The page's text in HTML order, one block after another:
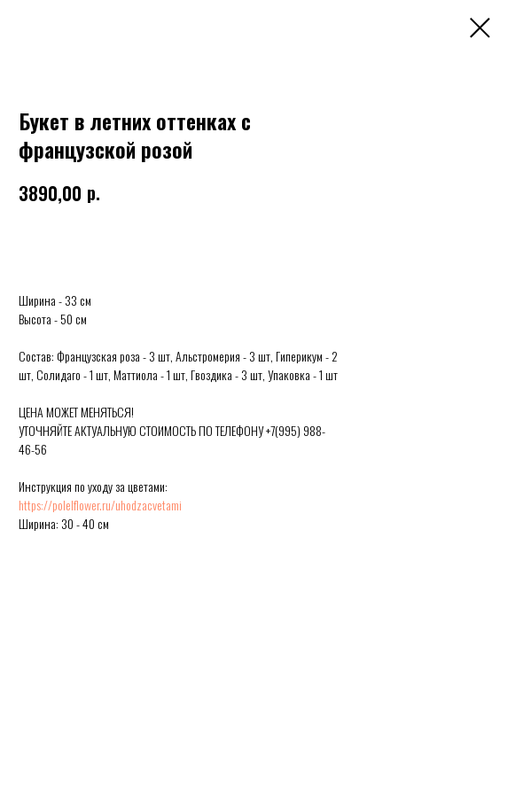
Букет в летних оттенках с
французской розой
3890,00 р.
Ширина - 33 см
Высота - 50 см
Состав: Французская роза - 3 шт, Альстромерия - 3 шт, Гиперикум - 2
шт, Солидаго - 1 шт, Маттиола - 1 шт, Гвоздика - 3 шт, Упаковка - 1 шт
ЦЕНА МОЖЕТ МЕНЯТЬСЯ!
УТОЧНЯЙТЕ АКТУАЛЬНУЮ СТОИМОСТЬ ПО ТЕЛЕФОНУ +7(995) 988-
46-56
Инструкция по уходу за цветами:
https://polelflower.ru/uhodzacvetami
Ширина: 30 - 40 см